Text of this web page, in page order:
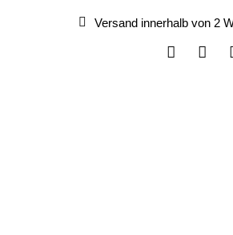
Versand innerhalb von 2